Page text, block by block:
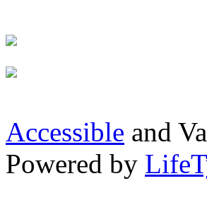
Accessible and
Powered by